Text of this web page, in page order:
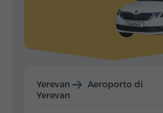
Yerevan
Aeroporto di
Yerevan